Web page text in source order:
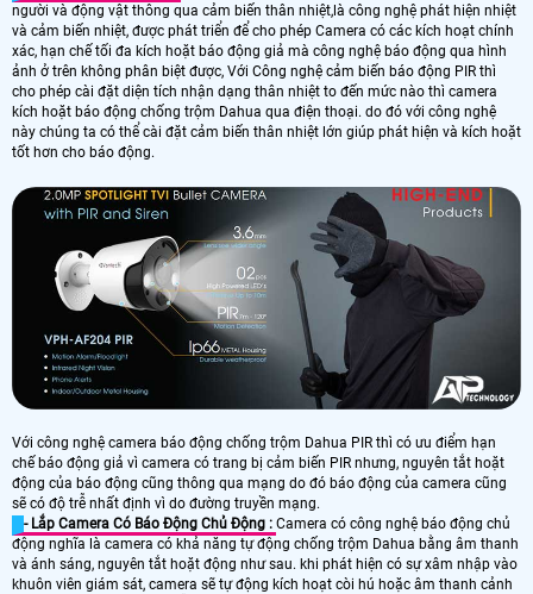
người và động vật thông qua cảm biến thân nhiệt,là công nghệ phát hiện nhiệt
và cảm biến nhiệt, được phát triển để cho phép Camera có các kích hoạt chính
xác, hạn chế tối đa kích hoặt báo động giả mà công nghệ báo động qua hình
ảnh ở trên không phân biệt được, Với Công nghệ cảm biến báo động PIR thì
cho phép cài đặt diện tích nhận dạng thân nhiệt to đến mức nào thì camera
kích hoặt báo động chống trộm Dahua qua điện thoại. do đó với công nghệ
này chúng ta có thể cài đặt cảm biến thân nhiệt lớn giúp phát hiện và kích hoặt
tốt hơn cho báo động.
Với công nghệ camera báo động chống trộm Dahua PIR thì có ưu điểm hạn
chế báo động giả vì camera có trang bị cảm biến PIR nhưng, nguyên tắt hoặt
động của báo động cũng thông qua mạng do đó báo động của camera cũng
sẽ có độ trễ nhất định vì do đường truyền mạng.
- Lắp Camera Có Báo Động Chủ Động : Camera có công nghệ báo động chủ
động nghĩa là camera có khả năng tự động chống trộm Dahua bằng âm thanh
và ánh sáng, nguyên tắt hoặt động như sau. khi phát hiện có sự xâm nhập vào
khuôn viên giám sát, camera sẽ tự động kích hoạt còi hú hoặc âm thanh cảnh